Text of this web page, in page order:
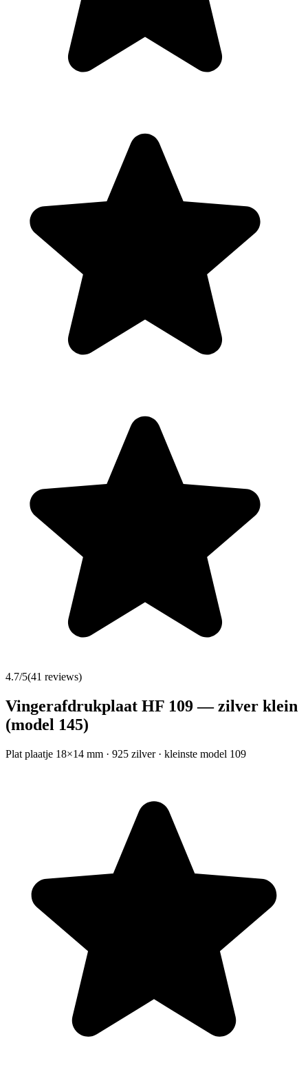
4.7/5(41 reviews)
Vingerafdrukplaat HF 109 — zilver klein
(model 145)
Plat plaatje 18×14 mm · 925 zilver · kleinste model 109